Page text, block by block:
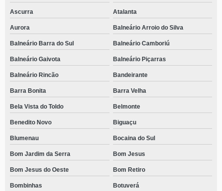
Ascurra Atalanta
Aurora Balneário Arroio do Silva
Balneário Barra do Sul Balneário Camboriú
Balneário Gaivota Balneário Piçarras
Balneário Rincão Bandeirante
Barra Bonita Barra Velha
Bela Vista do Toldo Belmonte
Benedito Novo Biguaçu
Blumenau Bocaina do Sul
Bom Jardim da Serra Bom Jesus
Bom Jesus do Oeste Bom Retiro
Bombinhas Botuverá